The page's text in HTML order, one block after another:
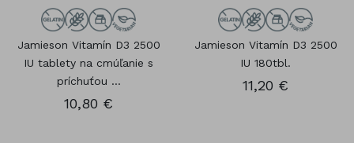
Jamieson Vitamín D3 2500
IU tablety na cmúľanie s
príchuťou ...
10,80 €
Jamieson Vitamín D3 2500
IU 180tbl.
11,20 €